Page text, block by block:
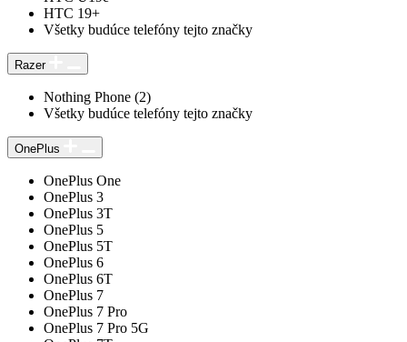
HTC 19+
Všetky budúce telefóny tejto značky
Razer
Nothing Phone (2)
Všetky budúce telefóny tejto značky
OnePlus
OnePlus One
OnePlus 3
OnePlus 3T
OnePlus 5
OnePlus 5T
OnePlus 6
OnePlus 6T
OnePlus 7
OnePlus 7 Pro
OnePlus 7 Pro 5G